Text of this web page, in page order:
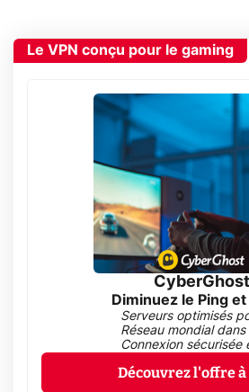
Le VPN conçu pour le gaming
CyberGhost
Diminuez le Ping et
Serveurs optimisés
Réseau mondial
Connexion sécurisée
Découvrez l'offre à